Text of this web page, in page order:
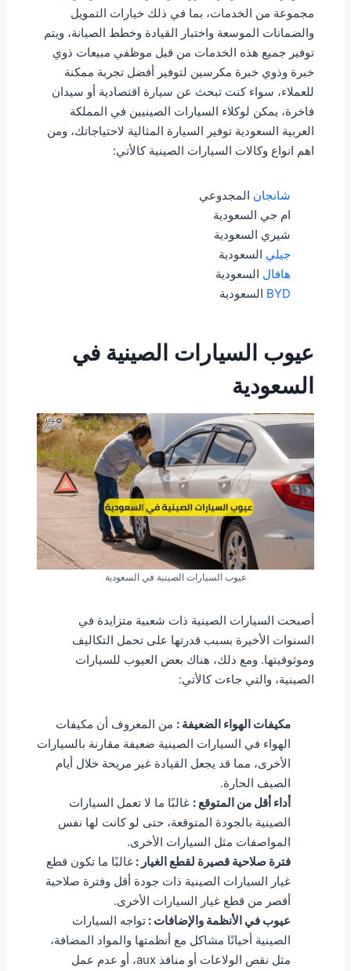
مجموعة من الخدمات، بما في ذلك خيارات التمويل
والضمانات الموسعة واختبار القيادة وخطط الصيانة، ويتم
توفير جميع هذه الخدمات من قبل موظفي مبيعات ذوي
خبرة وذوي خبرة مكرسين لتوفير أفضل تجربة ممكنة
للعملاء، سواء كنت تبحث عن سيارة اقتصادية أو سيدان
فاخرة، يمكن لوكلاء السيارات الصينيين في المملكة
العربية السعودية توفير السيارة المثالية لاحتياجاتك، ومن
اهم انواع وكالات السيارات الصينية كالأتي:
شانجان المجدوعي
ام جي السعودية
شيري السعودية
جيلي السعودية
هافال السعودية
BYD السعودية
عيوب السيارات الصينية في
السعودية
عيوب السيارات الصينية في السعودية
أصبحت السيارات الصينية ذات شعبية متزايدة في
السنوات الأخيرة بسبب قدرتها على تحمل التكاليف
وموثوقيتها. ومع ذلك، هناك بعض العيوب للسيارات
الصينية، والتي جاءت كالأتي:
مكيفات الهواء الضعيفة : من المعروف أن مكيفات
الهواء في السيارات الصينية ضعيفة مقارنة بالسيارات
الأخرى، مما قد يجعل القيادة غير مريحة خلال أيام
الصيف الحارة.
أداء أقل من المتوقع : غالبًا ما لا تعمل السيارات
الصينية بالجودة المتوقعة، حتى لو كانت لها نفس
المواصفات مثل السيارات الأخرى.
فترة صلاحية قصيرة لقطع الغيار : غالبًا ما تكون قطع
غيار السيارات الصينية ذات جودة أقل وفترة صلاحية
أقصر من قطع غيار السيارات الأخرى.
عيوب في الأنظمة والإضافات : تواجه السيارات
الصينية أحيانًا مشاكل مع أنظمتها والمواد المضافة،
مثل نقص الولاعات أو منافذ aux، أو عدم عمل